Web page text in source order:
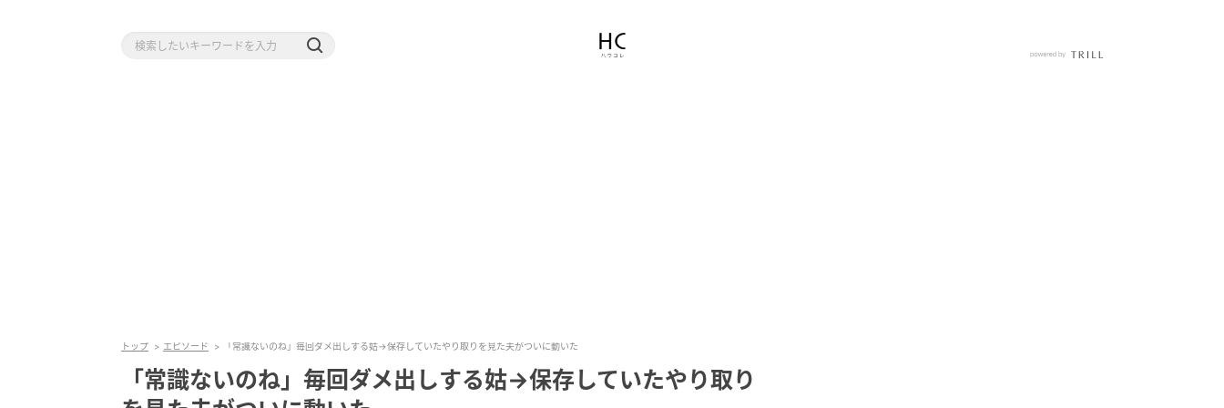
トップ エピソード 「常識ないのね」毎回ダメ出しする姑→保存していたやり取りを見た夫がついに動いた
「常識ないのね」毎回ダメ出しする姑→保存していたやり取り